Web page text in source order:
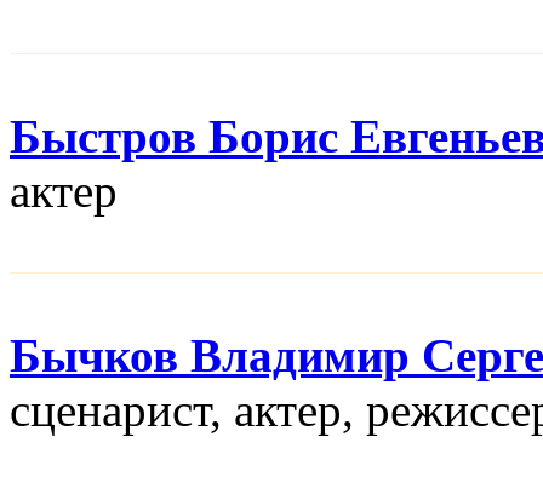
Быстров Борис
актер
Бычков Владимир
сценарист, актер,